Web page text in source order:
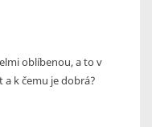
oblíbenou, a to v
k čemu je dobrá?